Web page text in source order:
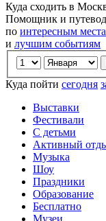
Куда сходить в
Помощник и
по интересным
и лучшим событиям
Куда пойти сегодня
Выставки
Фестивали
С детьми
Активный
Музыка
Шоу
Праздники
Образование
Бесплатно
Музеи